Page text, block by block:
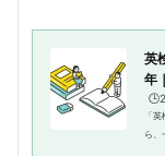
英
年
「
ら、